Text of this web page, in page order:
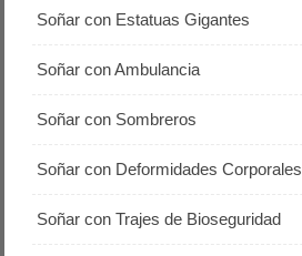
Soñar con Estatuas Gigantes
Soñar con Ambulancia
Soñar con Sombreros
Soñar con Deformidades Corporales
Soñar con Trajes de Bioseguridad